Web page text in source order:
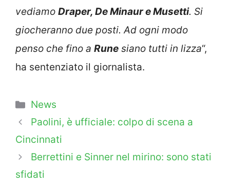
vediamo Draper, De Minaur e Musetti. Si
giocheranno due posti. Ad ogni modo
penso che fino a Rune siano tutti in lizza“,
ha sentenziato il giornalista.
Categorie
News
Paolini, è ufficiale: colpo di scena a
Cincinnati
Berrettini e Sinner nel mirino: sono stati
sfidati